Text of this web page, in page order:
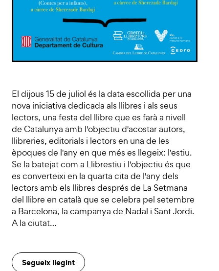
El dijous 15 de juliol és la data escollida per una
nova iniciativa dedicada als llibres i als seus
lectors, una festa del llibre que es farà a nivell
de Catalunya amb l'objectiu d'acostar autors,
llibreries, editorials i lectors en una de les
èpoques de l'any en que més es llegeix: l'estiu.
Se la batejat com a Llibrestiu i l'objectiu és que
es converteixi en la quarta cita de l'any dels
lectors amb els llibres després de La Setmana
del llibre en català que se celebra pel setembre
a Barcelona, la campanya de Nadal i Sant Jordi.
A la ciutat…
Segueix llegint